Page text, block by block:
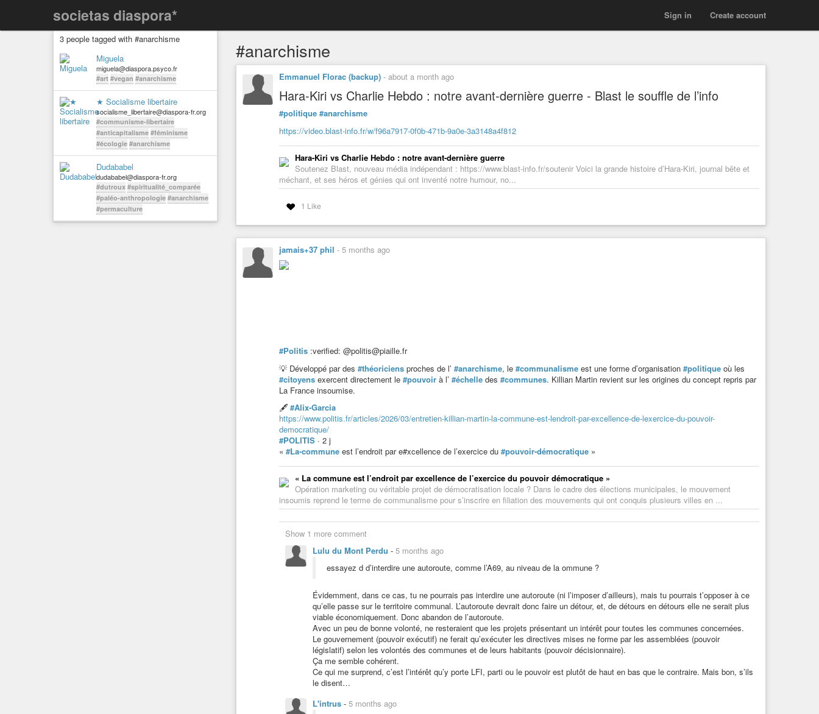
societas diaspora* Create account
Sign in
3 people tagged with #anarchisme
Miguela
miguela@diaspora.psyco.fr
#art #vegan #anarchisme
★ Socialisme libertaire
socialisme_libertaire@diaspora-fr.org
#communisme-libertaire
#anticapitalisme #féminisme
#écologie #anarchisme
Dudababel
dudababel@diaspora-fr.org
#dutroux #spiritualité_comparée
#paléo-anthropologie #anarchisme
#permaculture
#anarchisme
Emmanuel Florac (backup) - about a month ago
Hara-Kiri vs Charlie Hebdo : notre avant-dernière guerre - Blast le souffle de l’info
#politique #anarchisme
https://video.blast-info.fr/w/f96a7917-0f0b-471b-9a0e-3a3148a4f812
Hara-Kiri vs Charlie Hebdo : notre avant-dernière guerre
Soutenez Blast, nouveau média indépendant : https://www.blast-info.fr/soutenir Voici la grande histoire d’Hara-Kiri, journal bête et
méchant, et ses héros et génies qui ont inventé notre humour, no...
1 Like
jamais+37 phil - 5 months ago
#Politis :verified: @politis@piaille.fr
💡 Développé par des #théoriciens proches de l’ #anarchisme, le #communalisme est une forme d’organisation #politique où les
#citoyens exercent directement le #pouvoir à l’ #échelle des #communes. Killian Martin revient sur les origines du concept repris par
La France insoumise.
🖋️ #Alix-Garcia
https://www.politis.fr/articles/2026/03/entretien-killian-martin-la-commune-est-lendroit-par-excellence-de-lexercice-du-pouvoir-
democratique/
#POLITIS · 2 j
« #La-commune est l’endroit par e#xcellence de l’exercice du #pouvoir-démocratique »
« La commune est l’endroit par excellence de l’exercice du pouvoir démocratique »
Opération marketing ou véritable projet de démocratisation locale ? Dans le cadre des élections municipales, le mouvement
insoumis reprend le terme de communalisme pour s’inscrire en filiation des mouvements qui ont conquis plusieurs villes en ...
Show 1 more comment
Lulu du Mont Perdu - 5 months ago
essayez d d’interdire une autoroute, comme l’A69, au niveau de la ommune ?
Évidemment, dans ce cas, tu ne pourrais pas interdire une autoroute (ni l’imposer d’ailleurs), mais tu pourrais t’opposer à ce
qu’elle passe sur le territoire communal. L’autoroute devrait donc faire un détour, et, de détours en détours elle ne serait plus
viable économiquement. Donc abandon de l’autoroute.
Avec un peu de bonne volonté, ne resteraient que les projets présentant un intérêt pour toutes les communes concernées.
Le gouvernement (pouvoir exécutif) ne ferait qu’exécuter les directives mises ne forme par les assemblées (pouvoir
législatif) selon les volontés des communes et de leurs habitants (pouvoir décisionnaire).
Ça me semble cohérent.
Ce qui me surprend, c’est l’intérêt qu’y porte LFI, parti ou le pouvoir est plutôt de haut en bas que le contraire. Mais bon, s’ils
le disent…
L'intrus - 5 months ago